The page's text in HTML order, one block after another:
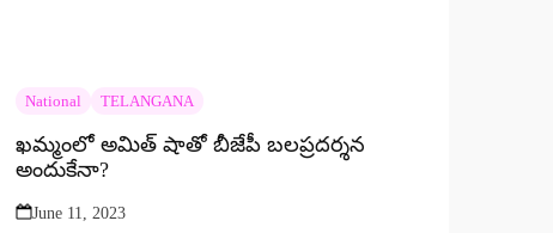
National TELANGANA
ఖమ్మంలో అమిత్ షాతో బీజేపీ బలప్రదర్శన
అందుకేనా?
June 11, 2023